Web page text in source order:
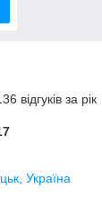
відгуків за рік
Україна